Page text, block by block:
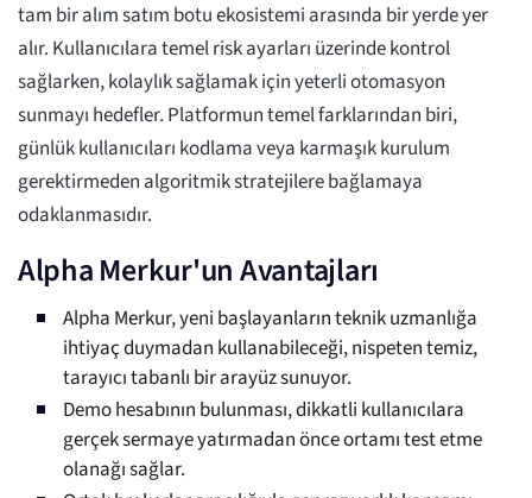
tam bir alım satım botu ekosistemi arasında bir yerde yer
alır. Kullanıcılara temel risk ayarları üzerinde kontrol
sağlarken, kolaylık sağlamak için yeterli otomasyon
sunmayı hedefler. Platformun temel farklarından biri,
günlük kullanıcıları kodlama veya karmaşık kurulum
gerektirmeden algoritmik stratejilere bağlamaya
odaklanmasıdır.
Alpha Merkur'un Avantajları
Alpha Merkur, yeni başlayanların teknik uzmanlığa
ihtiyaç duymadan kullanabileceği, nispeten temiz,
tarayıcı tabanlı bir arayüz sunuyor.
Demo hesabının bulunması, dikkatli kullanıcılara
gerçek sermaye yatırmadan önce ortamı test etme
olanağı sağlar.